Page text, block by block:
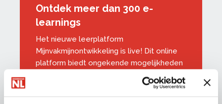
Ontdek meer dan 300 e-
learnings
Het nieuwe leerplatform
Mijnvakmijnontwikkeling is live! Dit online
platform biedt ongekende mogelijkheden
om kennis op te doen. Met de gratis e-
learnings, ofwel digitale trainingen, blijven
uw medewerkers arbeidsfit. We voegen